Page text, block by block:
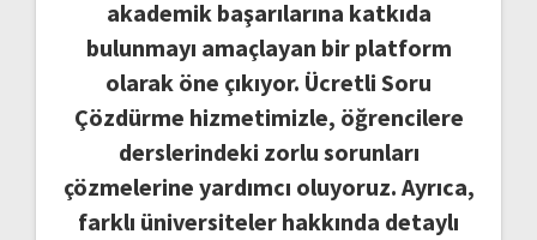
akademik başarılarına katkıda
bulunmayı amaçlayan bir platform
olarak öne çıkıyor. Ücretli Soru
Çözdürme hizmetimizle, öğrencilere
derslerindeki zorlu sorunları
çözmelerine yardımcı oluyoruz. Ayrıca,
farklı üniversiteler hakkında detaylı